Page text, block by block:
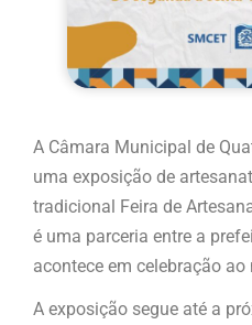
A Câmara Municipal de
uma exposição de
tradicional Feira de
é uma parceria entre a
acontece em celebração ao
A exposição segue até a